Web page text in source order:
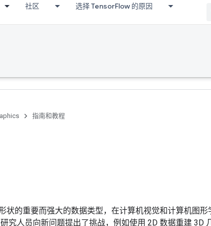
社区 选择 TensorFlow 的原因
指南和教程
状的重要而强大的数据类型，在计算机视觉和计算机图
究人员向新问题提出了挑战，例如使用 2D 数据重建 3D